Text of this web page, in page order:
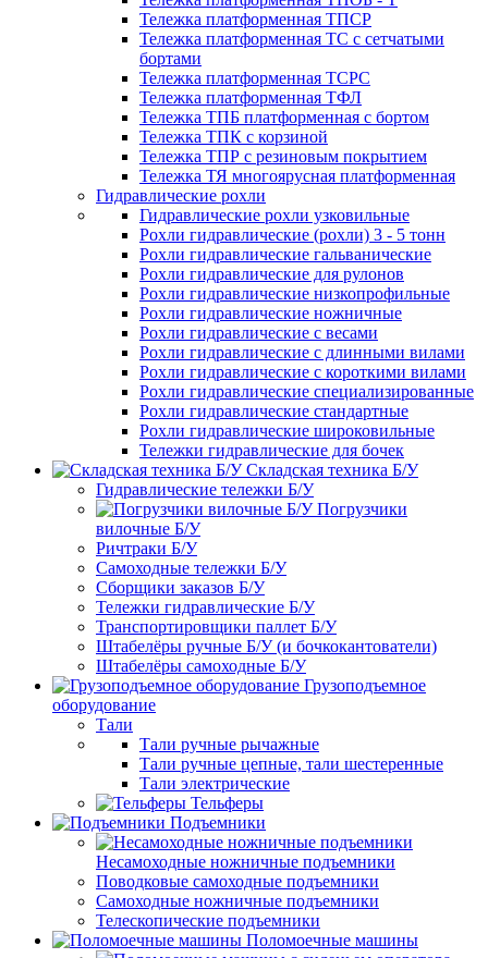
Тележка платформенная ТПСР
Тележка платформенная ТС с сетчатыми
бортами
Тележка платформенная ТСРС
Тележка платформенная ТФЛ
Тележка ТПБ платформенная с бортом
Тележка ТПК с корзиной
Тележка ТПР с резиновым покрытием
Тележка ТЯ многоярусная платформенная
Гидравлические рохли
Гидравлические рохли узковильные
Рохли гидравлические (рохли) 3 - 5 тонн
Рохли гидравлические гальванические
Рохли гидравлические для рулонов
Рохли гидравлические низкопрофильные
Рохли гидравлические ножничные
Рохли гидравлические с весами
Рохли гидравлические с длинными вилами
Рохли гидравлические с короткими вилами
Рохли гидравлические специализированные
Рохли гидравлические стандартные
Рохли гидравлические широковильные
Тележки гидравлические для бочек
Складская техника Б/У
Гидравлические тележки Б/У
Погрузчики
вилочные Б/У
Ричтраки Б/У
Самоходные тележки Б/У
Сборщики заказов Б/У
Тележки гидравлические Б/У
Транспортировщики паллет Б/У
Штабелёры ручные Б/У (и бочкокантователи)
Штабелёры самоходные Б/У
Грузоподъемное
оборудование
Тали
Тали ручные рычажные
Тали ручные цепные, тали шестеренные
Тали электрические
Тельферы
Подъемники
Несамоходные ножничные подъемники
Поводковые самоходные подъемники
Самоходные ножничные подъемники
Телескопические подъемники
Поломоечные машины